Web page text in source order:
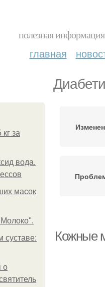
полезная
главная
за
вода.
масок
Молоко".
суставе:
о
Кожные